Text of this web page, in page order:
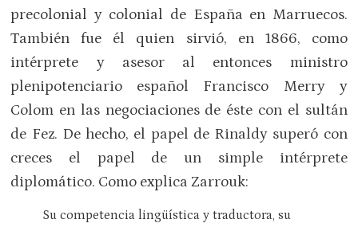
precolonial y colonial de España en Marruecos.
También fue él quien sirvió, en 1866, como
intérprete y asesor al entonces ministro
plenipotenciario español Francisco Merry y
Colom en las negociaciones de éste con el sultán
de Fez. De hecho, el papel de Rinaldy superó con
creces el papel de un simple intérprete
diplomático. Como explica Zarrouk:
Su competencia lingüística y traductora, su